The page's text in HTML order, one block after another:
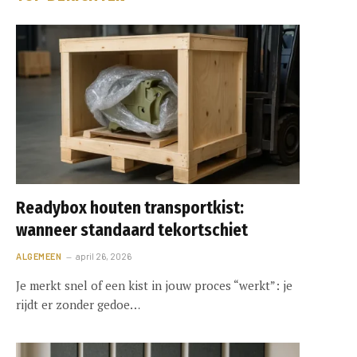
Readybox houten transportkist:
wanneer standaard tekortschiet
ALGEMEEN april 26, 2026
Je merkt snel of een kist in jouw proces “werkt”: je
rijdt er zonder gedoe…